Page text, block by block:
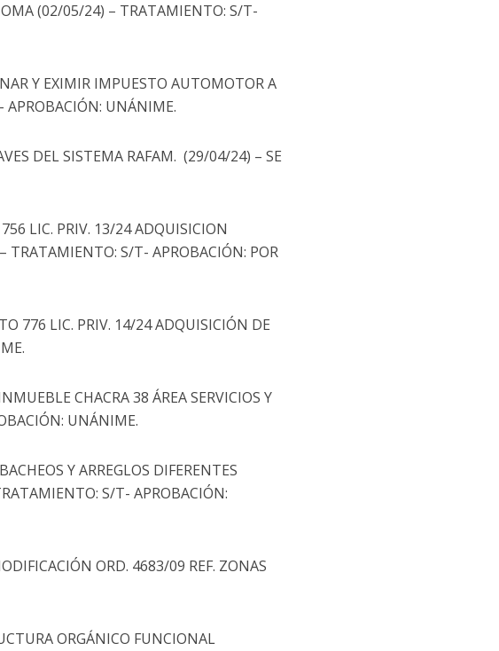
IOMA (02/05/24) – TRATAMIENTO: S/T-
Y EXIMIR IMPUESTO AUTOMOTOR A
APROBACIÓN: UNÁNIME.
DEL SISTEMA RAFAM. (29/04/24) – SE
LIC. PRIV. 13/24 ADQUISICION
TRATAMIENTO: S/T- APROBACIÓN: POR
776 LIC. PRIV. 14/24 ADQUISICIÓN DE
CHACRA 38 ÁREA SERVICIOS Y
UNÁNIME.
Y ARREGLOS DIFERENTES
S/T- APROBACIÓN:
ORD. 4683/09 REF. ZONAS
ORGÁNICO FUNCIONAL